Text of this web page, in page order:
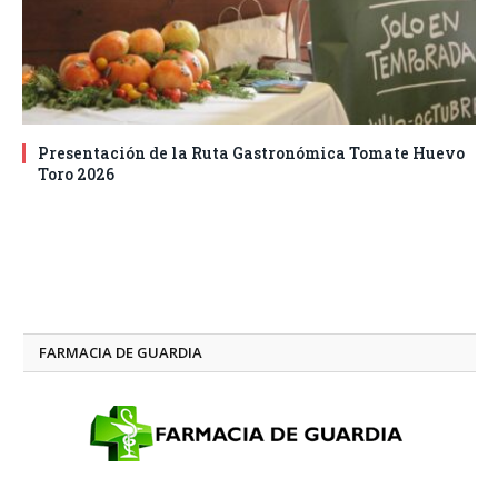
Presentación de la Ruta Gastronómica Tomate Huevo
Toro 2026
FARMACIA DE GUARDIA